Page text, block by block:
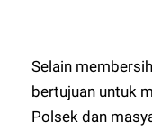
Selain
bertujuan untuk
Polsek dan